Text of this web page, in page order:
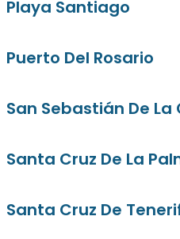
Playa Santiago
Puerto Del Rosario
San Sebastián De La
Santa Cruz De La
Santa Cruz De